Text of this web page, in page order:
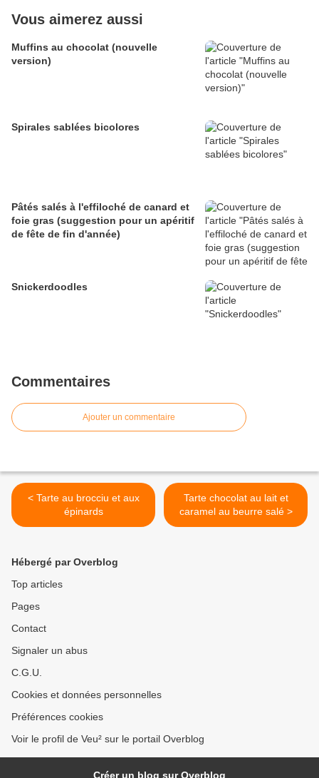
Vous aimerez aussi
Muffins au chocolat (nouvelle
version)
Spirales sablées bicolores
Pâtés salés à l'effiloché de canard et
foie gras (suggestion pour un apéritif
de fête de fin d'année)
Snickerdoodles
Commentaires
Ajouter un commentaire
< Tarte au brocciu et aux
épinards
Tarte chocolat au lait et
caramel au beurre salé >
Hébergé par Overblog
Top articles
Pages
Contact
Signaler un abus
C.G.U.
Cookies et données personnelles
Préférences cookies
Voir le profil de Veu² sur le portail Overblog
Créer un blog sur Overblog